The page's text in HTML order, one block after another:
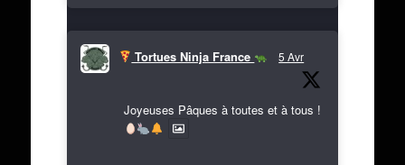
Tortues Ninja France 5 Avr
Joyeuses Pâques à toutes et à tous !